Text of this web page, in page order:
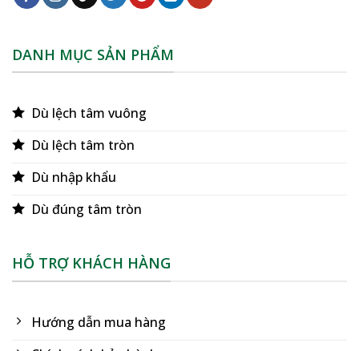
DANH MỤC SẢN PHẨM
Dù lệch tâm vuông
Dù lệch tâm tròn
Dù nhập khẩu
Dù đúng tâm tròn
HỖ TRỢ KHÁCH HÀNG
Hướng dẫn mua hàng